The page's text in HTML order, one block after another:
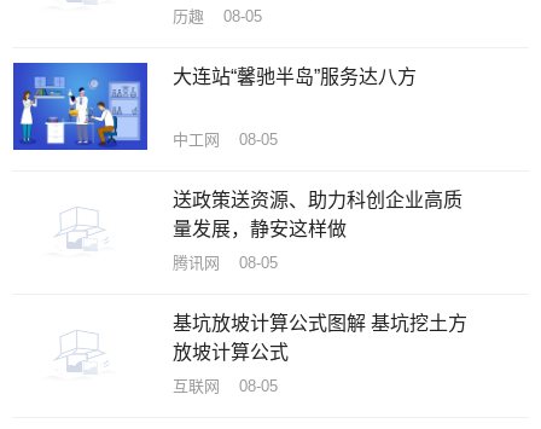
历趣 08-05
大连站“馨驰半岛”服务达八方
中工网 08-05
送政策送资源、助力科创企业高质
量发展，静安这样做
腾讯网 08-05
基坑放坡计算公式图解 基坑挖土方
放坡计算公式
互联网 08-05